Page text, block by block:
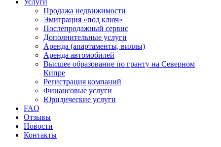
Услуги
Продажа недвижимости
Эмиграция «под ключ»
Послепродажный сервис
Дополнительные услуги
Аренда (апартаменты, виллы)
Аренда автомобилей
Высшее образование по гранту на Северном
Кипре
Регистрация компаний
Финансовые услуги
Юридические услуги
FAQ
Отзывы
Новости
Контакты